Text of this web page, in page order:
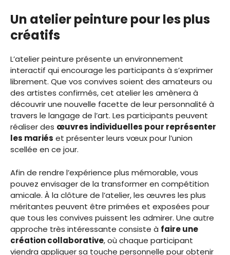
Un atelier peinture pour les plus
créatifs
L’atelier peinture présente un environnement
interactif qui encourage les participants à s’exprimer
librement. Que vos convives soient des amateurs ou
des artistes confirmés, cet atelier les amènera à
découvrir une nouvelle facette de leur personnalité à
travers le langage de l’art. Les participants peuvent
réaliser des œuvres individuelles pour représenter
les mariés et présenter leurs vœux pour l’union
scellée en ce jour.
Afin de rendre l’expérience plus mémorable, vous
pouvez envisager de la transformer en compétition
amicale. À la clôture de l’atelier, les œuvres les plus
méritantes peuvent être primées et exposées pour
que tous les convives puissent les admirer. Une autre
approche très intéressante consiste à faire une
création collaborative, où chaque participant
viendra appliquer sa touche personnelle pour obtenir